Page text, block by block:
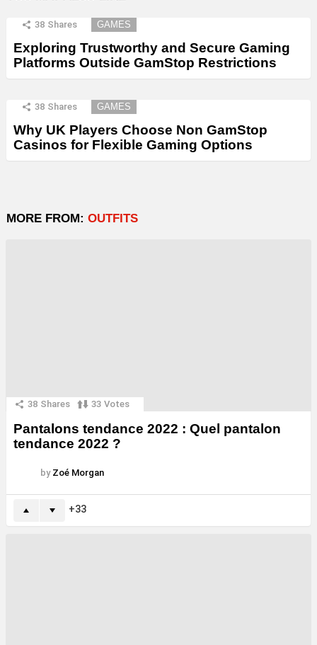
38 Shares GAMES
Exploring Trustworthy and Secure Gaming
Platforms Outside GamStop Restrictions
38 Shares GAMES
Why UK Players Choose Non GamStop
Casinos for Flexible Gaming Options
MORE FROM: OUTFITS
38 Shares 33 Votes
Pantalons tendance 2022 : Quel pantalon
tendance 2022 ?
by Zoé Morgan
33